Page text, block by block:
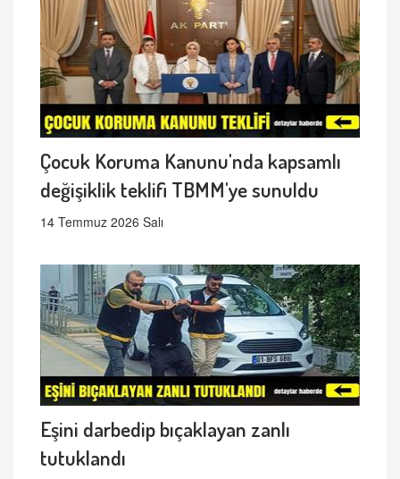
Çocuk Koruma Kanunu'nda kapsamlı
değişiklik teklifi TBMM'ye sunuldu
14 Temmuz 2026 Salı
Eşini darbedip bıçaklayan zanlı
tutuklandı